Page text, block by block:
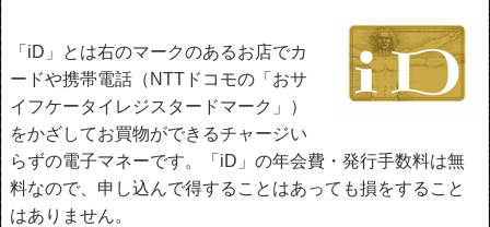
「iD」とは右のマークのあるお店でカ
ードや携帯電話（NTTドコモの「おサ
イフケータイレジスタードマーク」）
をかざしてお買物ができるチャージい
らずの電子マネーです。「iD」の年会費・発行手数料は無
料なので、申し込んで得することはあっても損をすること
はありません。